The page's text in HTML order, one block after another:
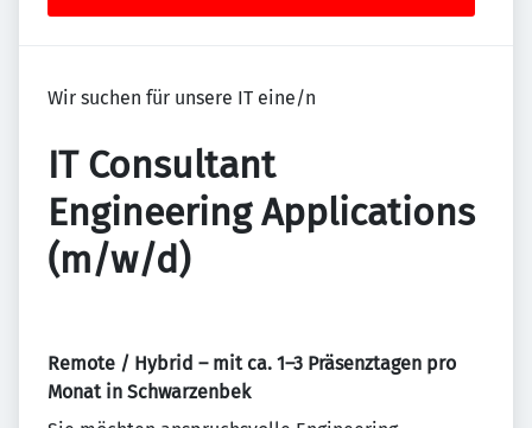
Wir suchen für unsere IT eine/n
IT Consultant
Engineering Applications
(m/w/d)
Remote / Hybrid – mit ca. 1–3 Präsenztagen pro
Monat in Schwarzenbek